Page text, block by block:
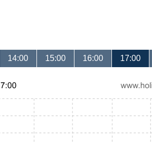
14:00 15:00 16:00 17:00